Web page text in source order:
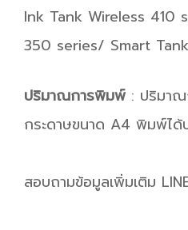
Ink Tank Wireless 410
350 series/ Smart
ปริมาณการพิมพ์ : ปริมา
กระดาษขนาด A4 พิมพ์ไ
สอบถามข้อมูลเพิ่มเติม